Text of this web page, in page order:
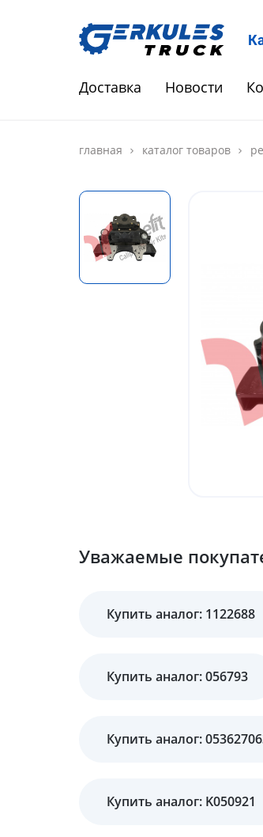
Доставка Новости
главная каталог товаров
Уважаемые
Купить аналог: 1122688
Купить аналог: 056793
Купить аналог:
Купить аналог: K050921